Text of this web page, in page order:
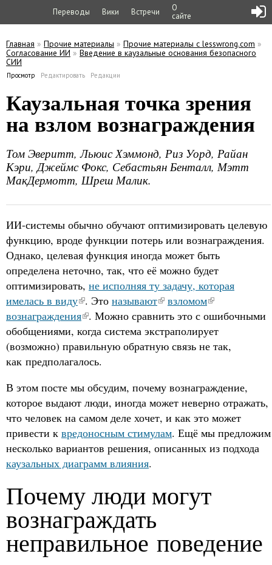
Переводы Вики Встречи
О
сайте
Вы здесь
Главная » Прочие материалы » Прочие материалы с lesswrong.com »
Согласование ИИ » Введение в каузальные основания безопасного
СИИ
Просмотр (активная вкладка)
Редактировать Редакции
Каузальная точка зрения
на взлом вознаграждения
Том Эверитт, Льюис Хэммонд, Риз Уорд, Райан
Кэри, Джеймс Фокс, Себастьян Бенталл, Мэтт
МакДермотт, Шреш Малик.
ИИ-системы обычно обучают оптимизировать целевую
функцию, вроде функции потерь или вознаграждения.
Однако, целевая функция иногда может быть
определена неточно, так, что её можно будет
оптимизировать, не исполняя ту задачу, которая
имелась в виду . Это называют
взломом
вознаграждения . Можно сравнить это с ошибочными
обобщениями, когда система экстраполирует
(возможно) правильную обратную связь не так,
как предполагалось.
В этом посте мы обсудим, почему вознаграждение,
которое выдают люди, иногда может неверно отражать,
что человек на самом деле хочет, и как это может
привести к вредоносным стимулам. Ещё мы предложим
несколько вариантов решения, описанных из подхода
каузальных диаграмм влияния.
Почему люди могут
вознаграждать
неправильное поведение